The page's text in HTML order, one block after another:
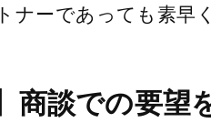
ーであっても素早
談での要望